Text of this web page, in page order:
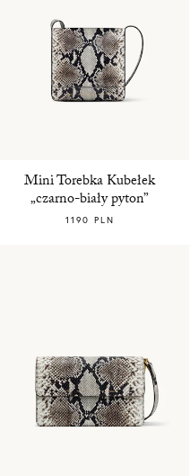
Mini Torebka Kubełek
„czarno-biały pyton”
1190 PLN